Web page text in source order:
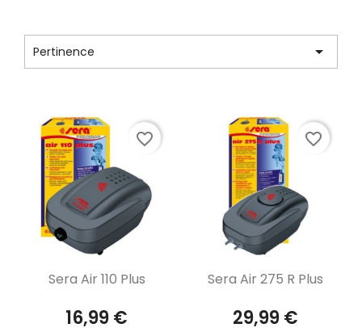
Pertinence 
Aperçu rapide
Sera Air 110 Plus
16,99 €
favorite_border
Aperçu rapide
Sera Air 275 R Plus
29,99 €
favorite_border